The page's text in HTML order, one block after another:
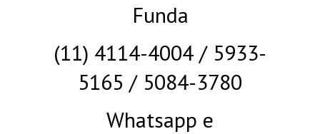
Funda
(11) 4114-4004 / 5933-
5165 / 5084-3780
Whatsapp e